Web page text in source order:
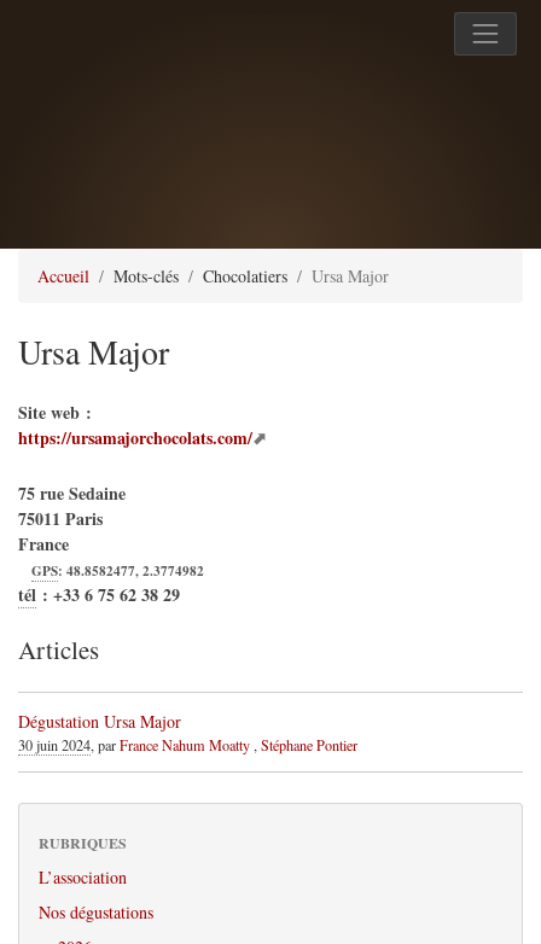
Accueil Mots-clés Chocolatiers Ursa Major
Ursa Major
Site web :
https://ursamajorchocolats.com/
75 rue Sedaine
75011 Paris
France
GPS:48.8582477,2.3774982
tél : +33 6 75 62 38 29
Articles
Dégustation Ursa Major
30 juin 2024, parFrance Nahum Moatty , Stéphane Pontier
RUBRIQUES
L’association
Nos dégustations